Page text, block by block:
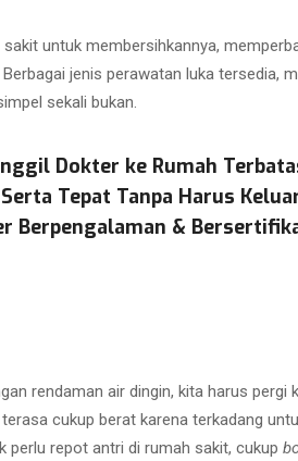
untuk membersihkannya,
Berbagai jenis perawatan luka tersedia,
sekali bukan.
Dokter ke Rumah
Tepat Tanpa Harus
Berpengalaman &
rendaman air dingin, kita harus
cukup berat karena terkadang
perlu repot antri di rumah sakit, cukup